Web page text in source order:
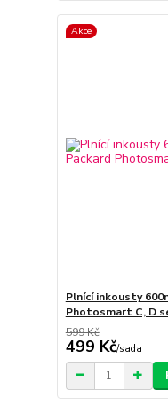
Akce
Plnící inkousty
Photosmart C, D
599 Kč
499 Kč/sada